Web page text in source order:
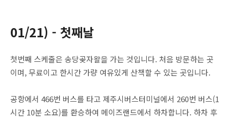
01/21) - 첫째날
첫번째 스케줄은 송당곶자왈을 가는 것입니다. 처음 방문하는 곳
이며, 무료이고 한시간 가량 여유있게 산책할 수 있는 곳입니다.
공항에서 466번 버스를 타고 제주시버스터미널에서 260번 버스(1
시간 10분 소요)를 환승하여 메이즈랜드에서 하차합니다. 하차 후